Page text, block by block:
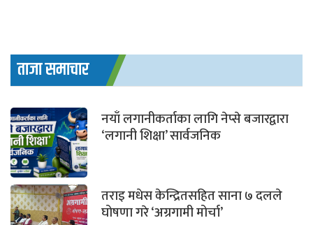
ताजा समाचार
नयाँ लगानीकर्ताका लागि नेप्से बजारद्वारा
‘लगानी शिक्षा’ सार्वजनिक
तराइ मधेस केन्द्रितसहित साना ७ दलले
घोषणा गरे ‘अग्रगामी मोर्चा’